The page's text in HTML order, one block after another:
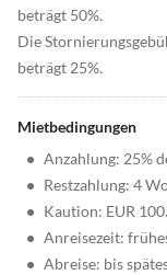
beträgt 50%.
Die
beträgt 25%.
Mietbedingungen
• Anzahlung: 25%
• Restzahlung: 4
• Kaution: EUR
• Anreisezeit:
• Abreise: bis